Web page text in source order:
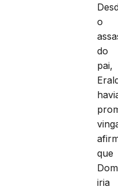
o
do
pai,
que
iria